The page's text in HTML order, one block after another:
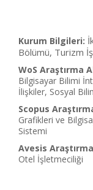
Kurum Bilgileri:
Bölümü, Turizm
WoS Araştırma
Bilgisayar Bilimi
İlişkiler, Sosyal
Scopus
Grafikleri ve
Sistemi
Avesis
Otel İşletmeciliği